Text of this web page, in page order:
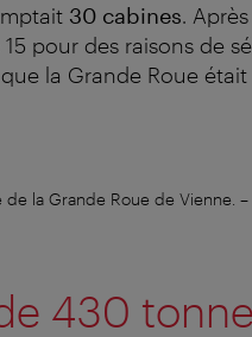
30 cabines.
pour des raisons de
la Grande Roue était
la Grande Roue de Vienne. –
430